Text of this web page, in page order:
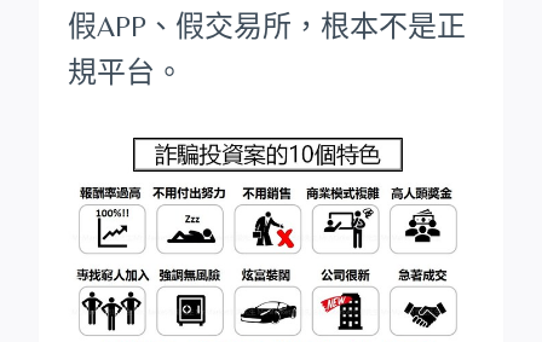
假APP、假交易所，根本不是正
規平台。